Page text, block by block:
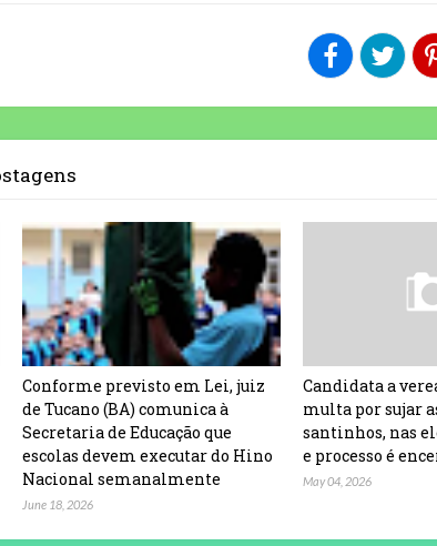
Conforme previsto em Lei, juiz
de Tucano (BA) comunica à
Secretaria de Educação que
escolas devem executar do Hino
Nacional semanalmente
June 18, 2026
Candidata a
multa por sujar
santinhos, nas
e processo é
May 04, 2026